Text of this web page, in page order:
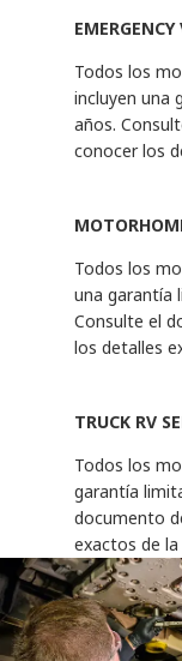
B500 R
Todos los
incluyen una
años.
conocer los
Todos los
una garantía
Consulte el
los detalles
TRUCK RV
Todos los
garantía
documento
exactos de